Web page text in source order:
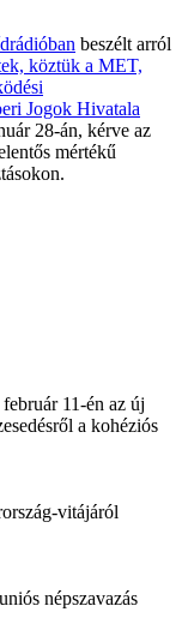
beszélt arról
köztük a MET,
Jogok Hivatala
28-án, kérve az
mértékű
11-én az új
a kohéziós
vitájáról
népszavazás